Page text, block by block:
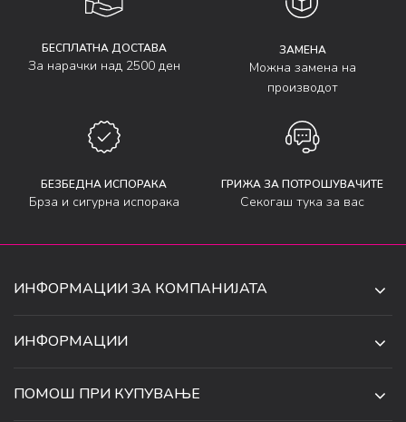
БЕСПЛАТНА ДОСТАВА
За нарачки над 2500 ден
ЗАМЕНА
Можна замена на
производот
БЕЗБЕДНА ИСПОРАКА
Брза и сигурна испорака
ГРИЖА ЗА ПОТРОШУВАЧИТЕ
Секогаш тука за вас
ИНФОРМАЦИИ ЗА КОМПАНИЈАТА
СКОПЈЕ, МАКЕДОНИЈА
ИНФОРМАЦИИ
ПОМОШ ПРИ КУПУВАЊЕ